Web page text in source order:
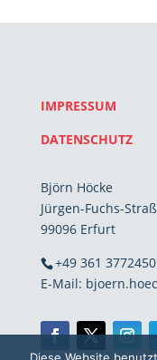
IMPRESSUM
DATENSCHUTZ
Björn Höcke
Jürgen-Fuchs-
99096 Erfurt
+49 361 3772450
E-Mail: